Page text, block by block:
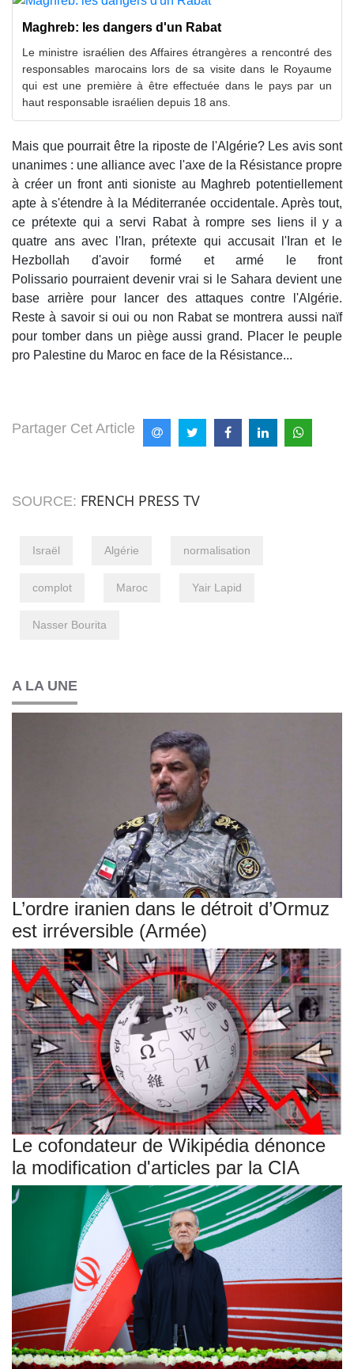
Maghreb: les dangers d'un Rabat
Le ministre israélien des Affaires étrangères a rencontré des
responsables marocains lors de sa visite dans le Royaume
qui est une première à être effectuée dans le pays par un
haut responsable israélien depuis 18 ans.
Mais que pourrait être la riposte de l'Algérie? Les avis sont
unanimes : une alliance avec l'axe de la Résistance propre
à créer un front anti sioniste au Maghreb potentiellement
apte à s'étendre à la Méditerranée occidentale. Après tout,
ce prétexte qui a servi Rabat à rompre ses liens il y a
quatre ans avec l'Iran, prétexte qui accusait l'Iran et le
Hezbollah d'avoir formé et armé le front
Polissario pourraient devenir vrai si le Sahara devient une
base arrière pour lancer des attaques contre l'Algérie.
Reste à savoir si oui ou non Rabat se montrera aussi naïf
pour tomber dans un piège aussi grand. Placer le peuple
pro Palestine du Maroc en face de la Résistance...
Partager Cet Article
SOURCE: FRENCH PRESS TV
Israël Algérie normalisation
complot Maroc Yair Lapid
Nasser Bourita
A LA UNE
L’ordre iranien dans le détroit d’Ormuz
est irréversible (Armée)
Le cofondateur de Wikipédia dénonce
la modification d'articles par la CIA